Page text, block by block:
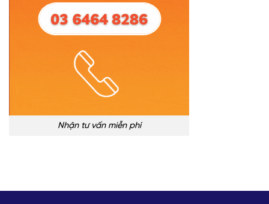
Nhận tư vấn miễn phí